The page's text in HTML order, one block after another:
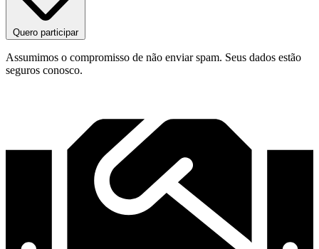
Quero participar
Assumimos o compromisso de não enviar spam. Seus dados estão
seguros conosco.